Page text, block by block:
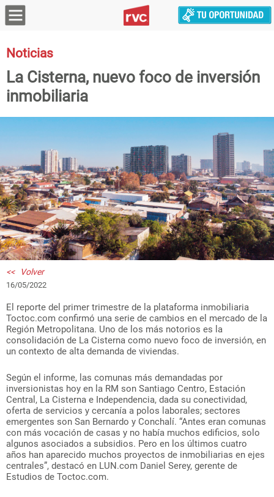
Noticias
La Cisterna, nuevo foco de inversión
inmobiliaria
<< Volver
16/05/2022
El reporte del primer trimestre de la plataforma inmobiliaria
Toctoc.com confirmó una serie de cambios en el mercado de la
Región Metropolitana. Uno de los más notorios es la
consolidación de La Cisterna como nuevo foco de inversión, en
un contexto de alta demanda de viviendas.
Según el informe, las comunas más demandadas por
inversionistas hoy en la RM son Santiago Centro, Estación
Central, La Cisterna e Independencia, dada su conectividad,
oferta de servicios y cercanía a polos laborales; sectores
emergentes son San Bernardo y Conchalí. “Antes eran comunas
con más vocación de casas y no había muchos edificios, solo
algunos asociados a subsidios. Pero en los últimos cuatro
años han aparecido muchos proyectos de inmobiliarias en ejes
centrales”, destacó en LUN.com Daniel Serey, gerente de
Estudios de Toctoc.com.